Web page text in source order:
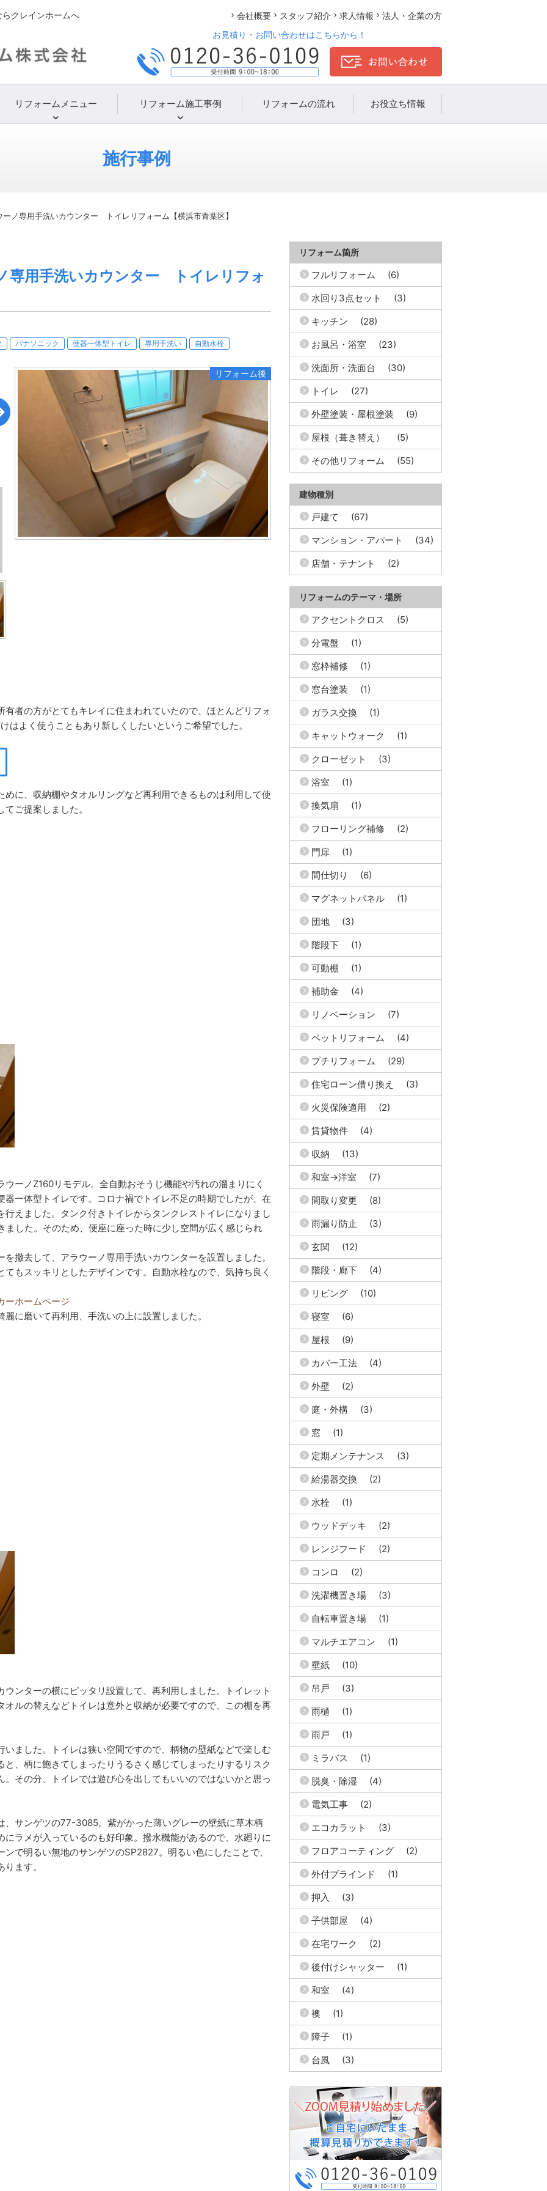
クレインホームへ 会社概要 スタッフ紹介 求人情報
法人・企業の方
お見積り・お問い合わせはこちらから！
リフォームメニュー リフォーム施工事例 リフォームの流れ お役立ち情報
施行事例
ーノ専用手洗いカウンター トイレリフォーム【横浜市青葉区】
専用手洗いカウンター トイレリフォ
パナソニック 便器一体型トイレ 専用手洗い 自動水栓
者の方がとてもキレイに住まわれていたので、ほとんどリフォ
はよく使うこともあり新しくしたいというご希望でした。
に、収納棚やタオルリングなど再利用できるものは利用して使
ご提案しました。
ーノZ160リモデル。全自動おそうじ機能や汚れの溜まりにく
一体型トイレです。コロナ禍でトイレ不足の時期でしたが、在
えました。タンク付きトイレからタンクレストイレになりまし
ました。そのため、便座に座った時に少し空間が広く感じられ
撤去して、アラウーノ専用手洗いカウンターを設置しました。
もスッキリとしたデザインです。自動水栓なので、気持ち良く
ホームページ
に磨いて再利用、手洗いの上に設置しました。
ンターの横にピッタリ設置して、再利用しました。トイレット
ルの替えなどトイレは意外と収納が必要ですので、この棚を再
ました。トイレは狭い空間ですので、柄物の壁紙などで楽しむ
、柄に飽きてしまったりうるさく感じてしまったりするリスク
その分、トイレでは遊び心を出してもいいのではないかと思っ
、サンゲツの77-3085。紫がかった薄いグレーの壁紙に草木柄
ラメが入っているのも好印象。撥水機能があるので、水廻りに
で明るい無地のサンゲツのSP2827。明るい色にしたことで、
ます。
リフォーム箇所
フルリフォーム
(6)
水回り3点セット
(3)
キッチン
(28)
お風呂・浴室
(23)
洗面所・洗面台
(30)
トイレ
(27)
外壁塗装・屋根塗装
(9)
屋根（葺き替え）
(5)
その他リフォーム
(55)
建物種別
戸建て
(67)
マンション・アパート
(34)
店舗・テナント
(2)
リフォームのテーマ・場所
アクセントクロス
(5)
分電盤
(1)
窓枠補修
(1)
窓台塗装
(1)
ガラス交換
(1)
キャットウォーク
(1)
クローゼット
(3)
浴室
(1)
換気扇
(1)
フローリング補修
(2)
門扉
(1)
間仕切り
(6)
マグネットパネル
(1)
団地
(3)
階段下
(1)
可動棚
(1)
補助金
(4)
リノベーション
(7)
ペットリフォーム
(4)
プチリフォーム
(29)
住宅ローン借り換え
(3)
火災保険適用
(2)
賃貸物件
(4)
収納
(13)
和室→洋室
(7)
間取り変更
(8)
雨漏り防止
(3)
玄関
(12)
階段・廊下
(4)
リビング
(10)
寝室
(6)
屋根
(9)
カバー工法
(4)
外壁
(2)
庭・外構
(3)
窓
(1)
定期メンテナンス
(3)
給湯器交換
(2)
水栓
(1)
ウッドデッキ
(2)
レンジフード
(2)
コンロ
(2)
洗濯機置き場
(3)
自転車置き場
(1)
マルチエアコン
(1)
壁紙
(10)
吊戸
(3)
雨樋
(1)
雨戸
(1)
ミラバス
(1)
脱臭・除湿
(4)
電気工事
(2)
エコカラット
(3)
フロアコーティング
(2)
外付ブラインド
(1)
押入
(3)
子供部屋
(4)
在宅ワーク
(2)
後付けシャッター
(1)
和室
(4)
襖
(1)
障子
(1)
台風
(3)